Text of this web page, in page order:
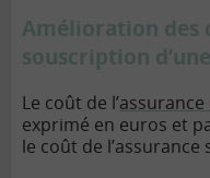
Amélioration des
souscription
Le coût de l’
exprimé en euros et
le coût de l’assurance